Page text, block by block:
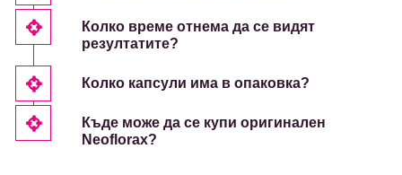
Колко време отнема да се видят
резултатите?
Колко капсули има в опаковка?
Къде може да се купи оригинален
Neoflorax?